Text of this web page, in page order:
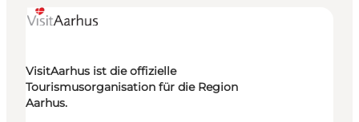
VisitAarhus ist die offizielle
Tourismusorganisation für die Region
Aarhus.